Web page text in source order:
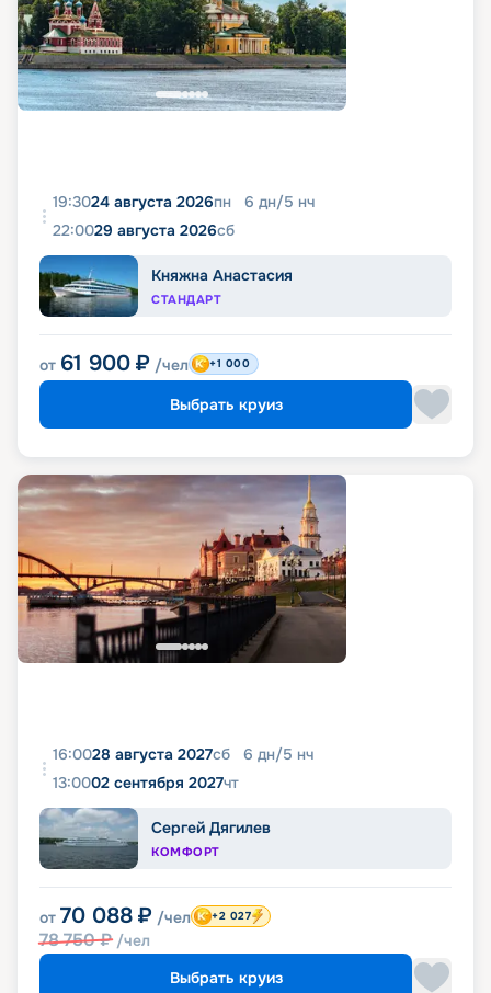
19:3024 августа 2026пн 6 дн/5 нч
22:0029 августа 2026сб
Княжна Анастасия
СТАНДАРТ
от 61 900 ₽ /чел +1 000
Выбрать круиз
16:0028 августа 2027сб 6 дн/5 нч
13:0002 сентября 2027чт
Сергей Дягилев
КОМФОРТ
от 70 088 ₽ /чел
78 750₽ /чел
+2 027
Выбрать круиз